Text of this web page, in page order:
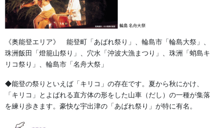
《奥能登エリア》 能登町「あばれ祭り」、輪島市「輪島大祭」、
珠洲飯田「燈籠山祭り」、穴水「沖波大漁まつり」、珠洲「蛸島キ
リコ祭り」、輪島市「名舟大祭」
◆能登の祭りといえば「キリコ」の存在です。夏から秋にかけ、
「キリコ」とよばれる直方体の形をした山車（だし）の一種が集落
を練り歩きます。豪快な宇出津の「あばれ祭り」が特に有名。